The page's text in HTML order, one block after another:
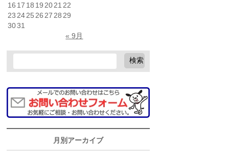
16 17 18 19 2021 22
23 2425 26 27 28 29
3031
« 9月
月別アーカイブ